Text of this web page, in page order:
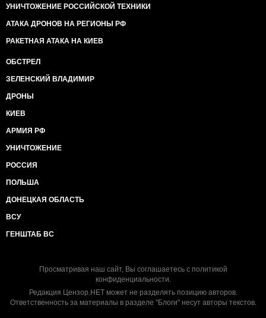
УНИЧТОЖЕНИЕ РОССИЙСКОЙ ТЕХНИКИ
АТАКА ДРОНОВ НА РЕГИОНЫ РФ
РАКЕТНАЯ АТАКА НА КИЕВ
ОБСТРЕЛ
ЗЕЛЕНСКИЙ ВЛАДИМИР
ДРОНЫ
КИЕВ
АРМИЯ РФ
УНИЧТОЖЕНИЕ
РОССИЯ
ПОЛЬША
ДОНЕЦКАЯ ОБЛАСТЬ
ВСУ
ГЕНШТАБ ВС
Просматривая наш сайт, Вы соглашаетесь с политикой
конфиденциальности.
Редакция Цензор.НЕТ может не разделять позицию авторов.
Ответственность за материалы в разделе "Блоги" несут авторы текстов.